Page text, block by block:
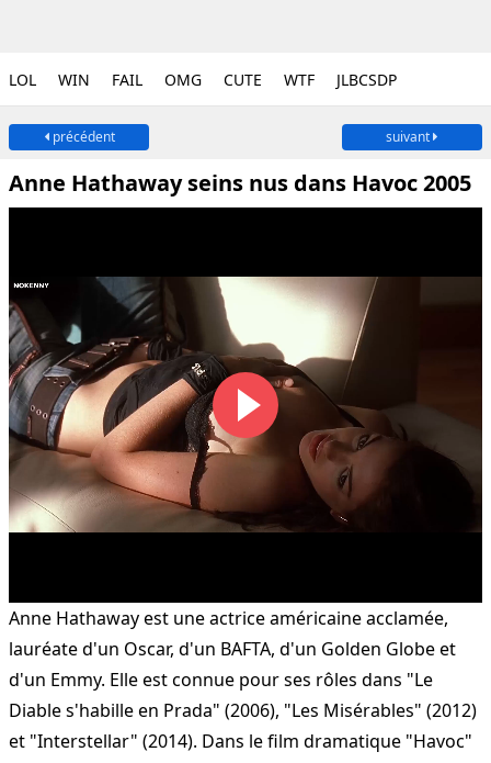
LOL WIN FAIL OMG CUTE WTF JLBCSDP
précédent suivant
Anne Hathaway seins nus dans Havoc 2005
Anne Hathaway est une actrice américaine acclamée,
lauréate d'un Oscar, d'un BAFTA, d'un Golden Globe et
d'un Emmy. Elle est connue pour ses rôles dans "Le
Diable s'habille en Prada" (2006), "Les Misérables" (2012)
et "Interstellar" (2014). Dans le film dramatique "Havoc"